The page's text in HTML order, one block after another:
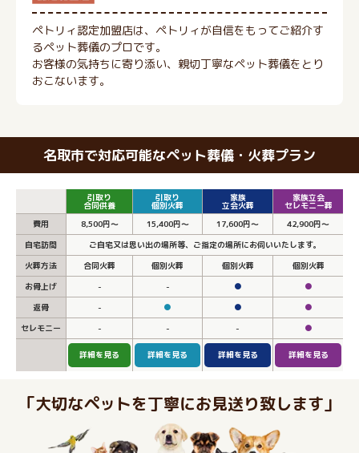
ペトリィ認定加盟店は、ペトリィが自信をもってご紹介す
るペット葬儀のプロです。
お客様の気持ちに寄り添い、親切丁寧なペット葬儀をとり
おこないます。
名取市で対応可能なペット葬儀・火葬プラン
引取り
合同供養
引取り
個別火葬
家族
立会火葬
家族立会
セレモニー葬
費用
8,500円～ 15,400円～ 17,600円～
42,900円～
自宅訪問
ご自宅又は思い出の場所等、ご指定の場所にお伺いいたします。
火葬方法
合同火葬 個別火葬 個別火葬
個別火葬
お骨上げ
- - ●
●
返骨
- ● ●
●
セレモニー
- - - ●
詳細を見る 詳細を見る 詳細を見る 詳細を見る
「大切なペットを丁寧にお見送り致します」